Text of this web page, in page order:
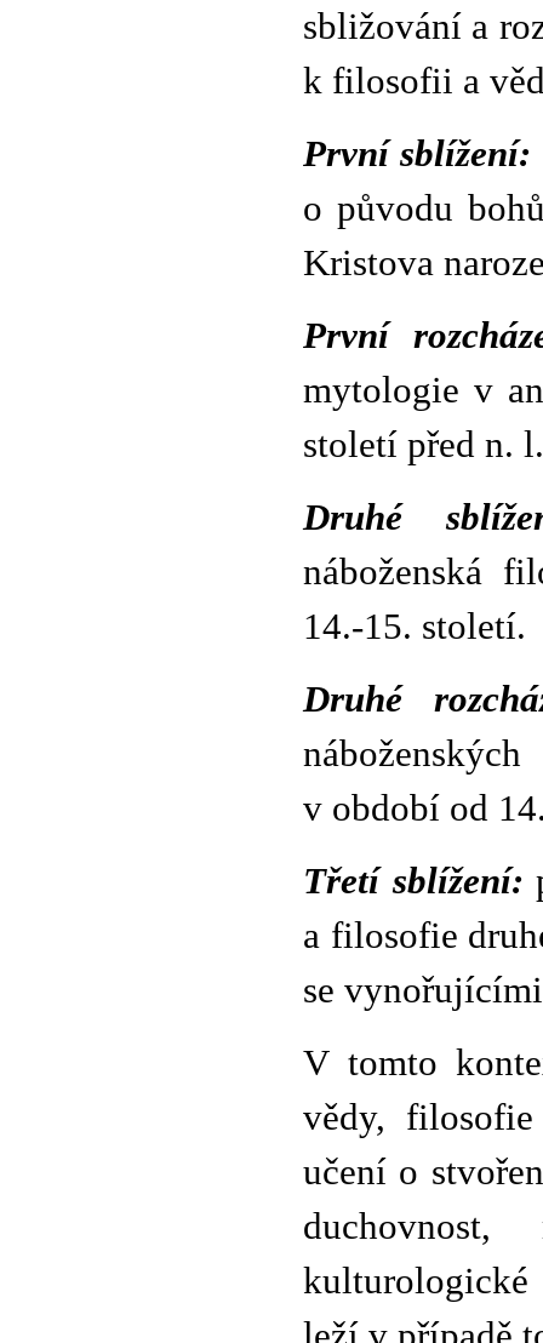
sbližování a
k filosofii a
První sblížení:
o původu
Kristova
První
mytologie v
století před n.
Druhé
náboženská
14.-15. století.
Druhé
v období od
Třetí sblížení:
a filosofie
se
V tomto
vědy,
učení o